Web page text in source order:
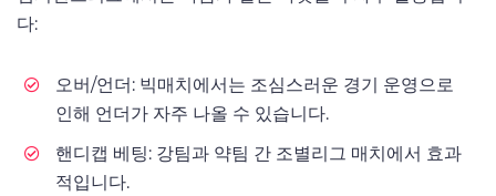
다:
오버/언더: 빅매치에서는 조심스러운 경기 운영으로
인해 언더가 자주 나올 수 있습니다.
핸디캡 베팅: 강팀과 약팀 간 조별리그 매치에서 효과
적입니다.